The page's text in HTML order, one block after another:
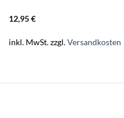
12,95€
inkl. MwSt.zzgl.Versandkosten